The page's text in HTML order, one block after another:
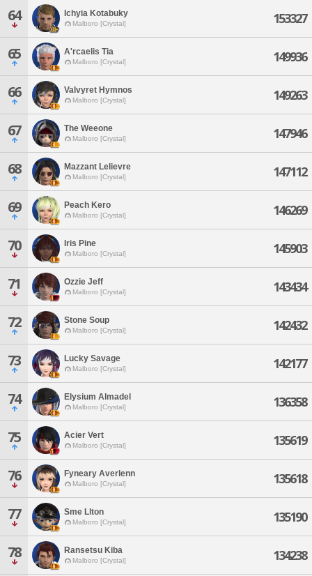
64 Ichyia Kotabuky
Malboro [Crystal] 153327
65 A'rcaelis Tia
Malboro [Crystal] 149936
66 Valvyret Hymnos
Malboro [Crystal] 149263
67 The Weeone
Malboro [Crystal] 147946
68 Mazzant Lelievre
Malboro [Crystal] 147112
69 Peach Kero
Malboro [Crystal] 146269
70 Iris Pine
Malboro [Crystal] 145903
71 Ozzie Jeff
Malboro [Crystal] 143434
72 Stone Soup
Malboro [Crystal] 142432
73 Lucky Savage
Malboro [Crystal] 142177
74 Elysium Almadel
Malboro [Crystal] 136358
75 Acier Vert
Malboro [Crystal] 135619
76 Fyneary Averlenn
Malboro [Crystal] 135618
77 Sme Llton
Malboro [Crystal] 135190
78 Ransetsu Kiba
Malboro [Crystal] 134238